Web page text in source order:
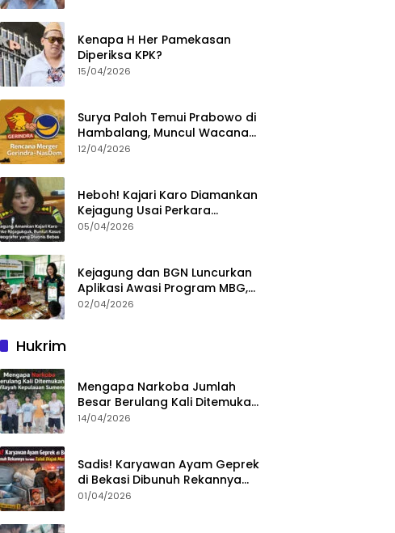
Kenapa H Her Pamekasan
Diperiksa KPK?
15/04/2026
Surya Paloh Temui Prabowo di
Hambalang, Muncul Wacana
Penggabungan NasDem dan
12/04/2026
Heboh! Kajari Karo Diamankan
Kejagung Usai Perkara
Videografer Divonis Bebas
05/04/2026
Kejagung dan BGN Luncurkan
Aplikasi Awasi Program MBG,
Begini Cara Lapornya
02/04/2026
Hukrim
Mengapa Narkoba Jumlah
Besar Berulang Kali Ditemukan
di Wilayah Kepulauan
14/04/2026
Sadis! Karyawan Ayam Geprek
di Bekasi Dibunuh Rekannya
karena Tolak Diajak Merampok
01/04/2026